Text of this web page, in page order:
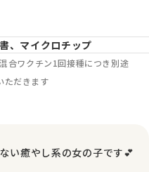
、マイクロチップ
合ワクチン1回接種につき別途
ただきます
い癒やし系の女の子です💕